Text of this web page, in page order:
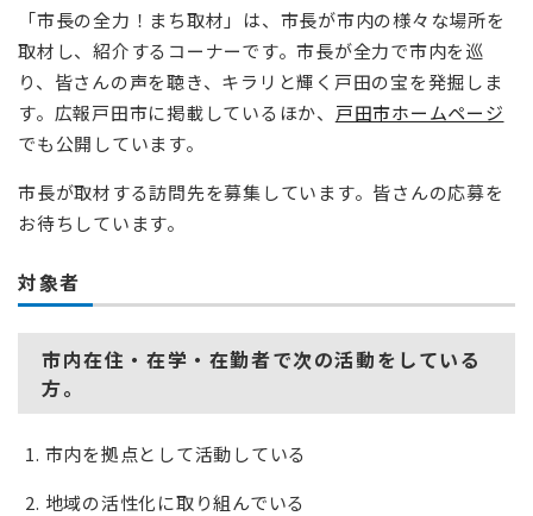
「市長の全力！まち取材」は、市長が市内の様々な場所を
取材し、紹介するコーナーです。市長が全力で市内を巡
り、皆さんの声を聴き、キラリと輝く戸田の宝を発掘しま
す。広報戸田市に掲載しているほか、 戸田市ホームページ
でも公開しています。
市長が取材する訪問先を募集しています。皆さんの応募を
お待ちしています。
対象者
市内在住・在学・在勤者で次の活動をしている
方。
市内を拠点として活動している
地域の活性化に取り組んでいる